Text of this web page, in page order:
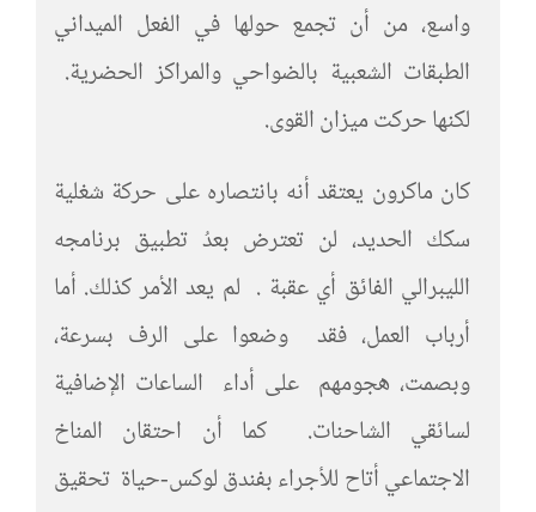
واسع، من أن تجمع حولها في الفعل الميداني
الطبقات الشعبية بالضواحي والمراكز الحضرية.
لكنها حركت ميزان القوى.
كان ماكرون يعتقد أنه بانتصاره على حركة شغلية
سكك الحديد، لن تعترض بعدُ تطبيق برنامجه
الليبرالي الفائق أي عقبة . لم يعد الأمر كذلك. أما
أرباب العمل، فقد وضعوا على الرف بسرعة،
وبصمت، هجومهم على أداء الساعات الإضافية
لسائقي الشاحنات. كما أن احتقان المناخ
الاجتماعي أتاح للأجراء بفندق لوكس-حياة تحقيق